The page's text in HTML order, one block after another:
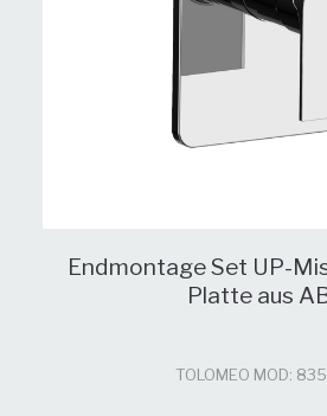
Endmontage Set UP-
Platte aus
TOLOMEO MOD: